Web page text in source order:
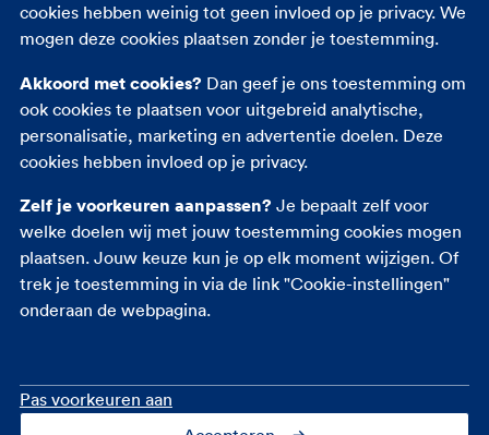
Opstalverzekering
Inboedelverzekering
Reisverzekering
Rechtsbijstandverzekering
Ongevallenverzekering
cookies hebben weinig tot geen invloed op je privacy. We
mogen deze cookies plaatsen zonder je toestemming.
Akkoord met cookies? Dan geef je ons toestemming om
ook cookies te plaatsen voor uitgebreid analytische,
personalisatie, marketing en advertentie doelen. Deze
cookies hebben invloed op je privacy.
Zelf je voorkeuren aanpassen? Je bepaalt zelf voor
welke doelen wij met jouw toestemming cookies mogen
plaatsen. Jouw keuze kun je op elk moment wijzigen. Of
trek je toestemming in via de link "Cookie-instellingen"
onderaan de webpagina.
Pas voorkeuren aan